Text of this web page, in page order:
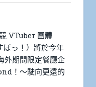
VTuber 團體
ぽっ！）將於今年
外期間限定餐廳企
！～駛向更遠的